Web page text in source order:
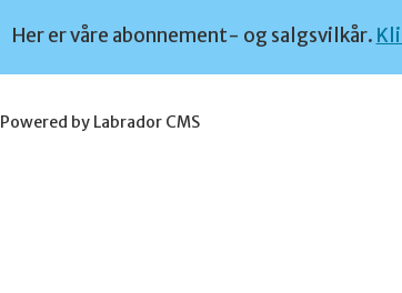
Her er våre abonnement- og salgsvilkår.
Powered by Labrador CMS